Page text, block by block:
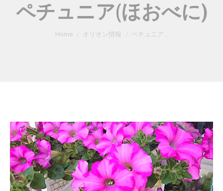
ペチュニア(ほおべに)
You are here:
Home オリオン情報 ペチュニア…